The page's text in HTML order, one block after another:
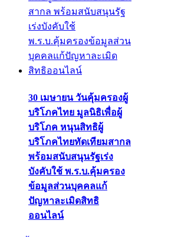
30 เมษายน วันคุ้มครองผู้
บริโภคไทย มูลนิธิเพื่อผู้
บริโภค หนุนสิทธิผู้
บริโภคไทยทัดเทียมสากล
พร้อมสนับสนุนรัฐเร่ง
บังคับใช้ พ.ร.บ.คุ้มครอง
ข้อมูลส่วนบุคคลแก้
ปัญหาละเมิดสิทธิ
ออนไลน์